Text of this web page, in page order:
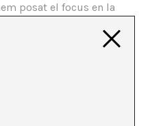
posat el focus en la
de diferents punts de
a aquest número
dóna una pedra”,
en el seu text sobre el
que formava una